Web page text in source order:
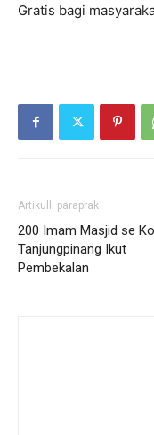
Gratis bagi
Artikulli paraprak
200 Imam Masjid se
Tanjungpinang Ikut
Pembekalan